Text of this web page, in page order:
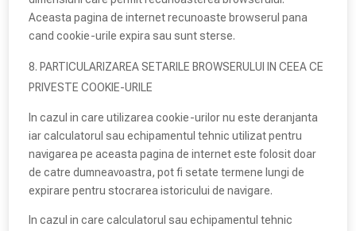
Aceasta pagina de internet recunoaste browserul pana
cand cookie-urile expira sau sunt sterse.
PARTICULARIZAREA SETARILE BROWSERULUI IN CEEA CE
PRIVESTE COOKIE-URILE
In cazul in care utilizarea cookie-urilor nu este deranjanta
iar calculatorul sau echipamentul tehnic utilizat pentru
navigarea pe aceasta pagina de internet este folosit doar
de catre dumneavoastra, pot fi setate termene lungi de
expirare pentru stocrarea istoricului de navigare.
In cazul in care calculatorul sau echipamentul tehnic